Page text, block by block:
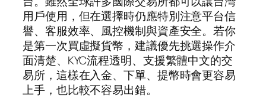
用戶使用，但在選擇時仍應特別注意平台信
譽、客服效率、風控機制與資產安全。若你
是第一次買虛擬貨幣，建議優先挑選操作介
面清楚、KYC流程透明、支援繁體中文的交
易所，這樣在入金、下單、提幣時會更容易
上手，也比較不容易出錯。